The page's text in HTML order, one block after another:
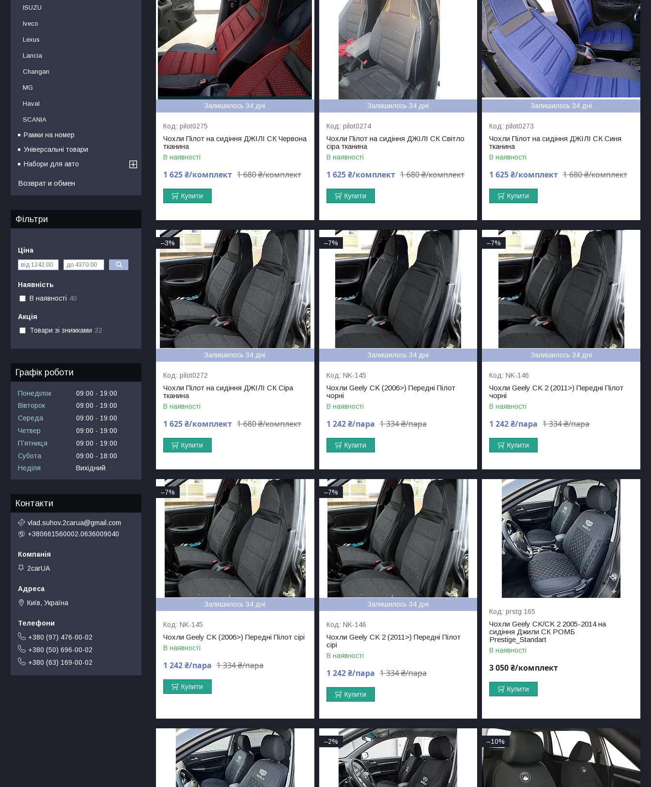
Залишилось 34 дні
pilot0275
Чохли Пілот на сидіння ДЖІЛІ СК Червона
тканина
В наявності
1 680 ₴/комплект
1 625 ₴/комплект
Купити
Залишилось 34 дні
pilot0274
Чохли Пілот на сидіння ДЖІЛІ СК Світло
сіра тканина
В наявності
1 680 ₴/комплект
1 625 ₴/комплект
Купити
Залишилось 34 дні
pilot0273
Чохли Пілот на сидіння ДЖІЛІ СК Синя
тканина
В наявності
1 680 ₴/комплект
1 625 ₴/комплект
Купити
–3%
Залишилось 34 дні
pilot0272
Чохли Пілот на сидіння ДЖІЛІ СК Сіра
тканина
В наявності
1 680 ₴/комплект
1 625 ₴/комплект
Купити
–7%
Залишилось 34 дні
NK-145
Чохли Geely CK (2006>) Передні Пілот
чорні
В наявності
1 334 ₴/пара
1 242 ₴/пара
Купити
–7%
Залишилось 34 дні
NK-146
Чохли Geely CK 2 (2011>) Передні Пілот
чорні
В наявності
1 334 ₴/пара
1 242 ₴/пара
Купити
–7%
Залишилось 34 дні
NK-145
Чохли Geely CK (2006>) Передні Пілот сірі
В наявності
1 334 ₴/пара
1 242 ₴/пара
Купити
–7%
Залишилось 34 дні
NK-146
Чохли Geely CK 2 (2011>) Передні Пілот
сірі
В наявності
1 334 ₴/пара
1 242 ₴/пара
Купити
prstg 165
Чохли Geely CK/CK 2 2005-2014 на
сидіння Джили СК РОМБ
Prestige_Standart
В наявності
3 050 ₴/комплект
Купити
–2% –10%
ISUZU
Iveco
Lexus
Lancia
Changan
MG
Haval
SCANIA
Рамки на номер
Універсальні товари
Набори для авто
Возврат и обмен
Фільтри
Ціна
Наявність
В наявності 40
Акція
Товари зі знижками 32
Графік роботи
Понеділок 09:00
19:00
Вівторок
09:00
19:00
Середа
09:00
19:00
Четвер
09:00
19:00
Пʼятниця
09:00
19:00
Субота
09:00
18:00
Неділя
Вихідний
Контакти
vlad.suhov.2carua@gmail.com
+380661560002.0636009040
2carUA
Київ, Україна
+380 (97) 476-00-02
+380 (50) 696-00-02
+380 (63) 169-00-02